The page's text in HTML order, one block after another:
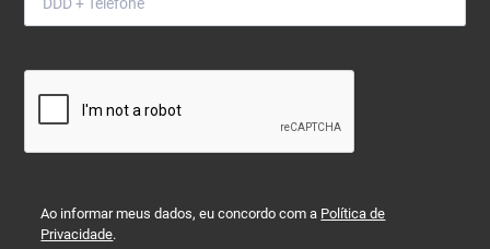
Ao informar meus dados, eu concordo com a Política de
Privacidade.